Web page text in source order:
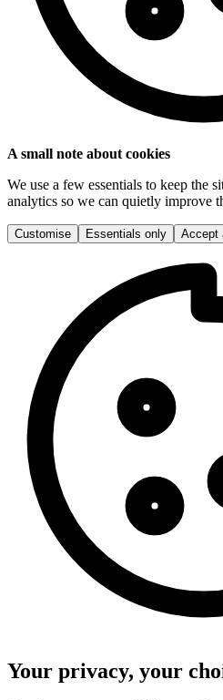
A small note about cookies
We use a few essentials to keep the
analytics so we can quietly improve
Customise Essentials only Accept
Your privacy, your